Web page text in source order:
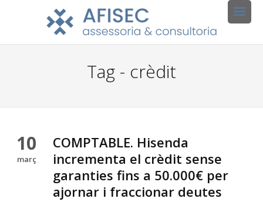
Tag - crèdit
10
març
COMPTABLE. Hisenda
incrementa el crèdit sense
garanties fins a 50.000€ per
ajornar i fraccionar deutes